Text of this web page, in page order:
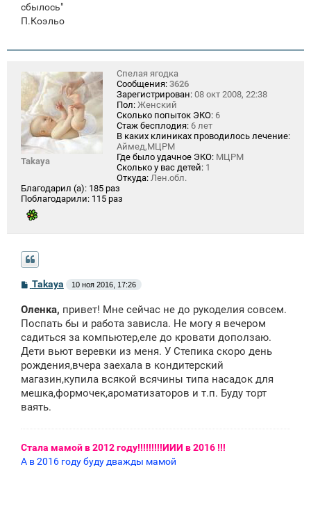
сбылось"
П.Коэльо
Takaya
Спелая ягодка
Сообщения: 3626
Зарегистрирован: 08 окт 2008, 22:38
Пол: Женский
Сколько попыток ЭКО: 6
Стаж бесплодия: 6 лет
В каких клиниках проводилось лечение:
Аймед,МЦРМ
Где было удачное ЭКО: МЦРМ
Сколько у вас детей: 1
Откуда: Лен.обл.
Благодарил (а): 185 раз
Поблагодарили: 115 раз
С
о
б
щ
н
и
Takaya 10 ноя 2016, 17:26
Оленка, привет! Мне сейчас не до рукоделия совсем.
Поспать бы и работа зависла. Не могу я вечером
садиться за компьютер,еле до кровати доползаю.
Дети вьют веревки из меня. У Степика скоро день
рождения,вчера заехала в кондитерский
магазин,купила всякой всячины типа насадок для
мешка,формочек,ароматизаторов и т.п. Буду торт
ваять.
Стала мамой в 2012 году!!!!!!!!!ИИИ в 2016 !!!
А в 2016 году буду дважды мамой